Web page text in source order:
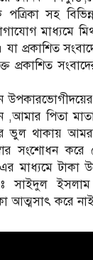
পত্রিকা সহ
মাধ্যমে
যা প্রকাশিত
,আমার পিতা
ভুল থাকায়
সংশোধন
মাধ্যমে টাকা
সাইদুল
আত্মসাৎ করে